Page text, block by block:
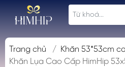
Trang chủ / Khăn 53*53cm
Khăn Lụa Cao Cấp HimHip